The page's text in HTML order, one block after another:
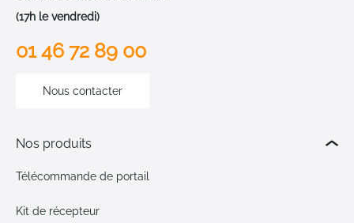
(17h le vendredi)
01 46 72 89 00
Nous contacter
Nos produits
Télécommande de portail
Kit de récepteur